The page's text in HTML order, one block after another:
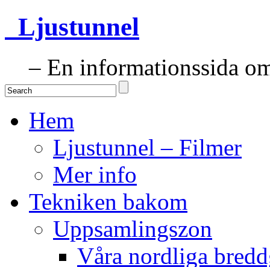
Ljustunnel
– En informationssida
Hem
Ljustunnel – Filmer
Mer info
Tekniken bakom
Uppsamlingszon
Våra nordliga